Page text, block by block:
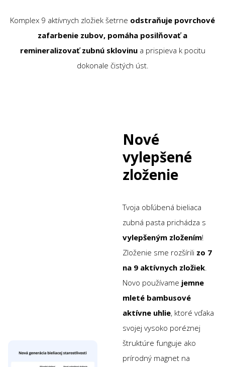
Komplex 9 aktívnych zložiek šetrne odstraňuje povrchové
zafarbenie zubov, pomáha posilňovať a
remineralizovať zubnú sklovinua prispieva k pocitu
dokonale čistých úst.
Nové
vylepšené
zloženie
Tvoja obľúbená bieliaca
zubná pasta prichádza s
vylepšeným zložením!
Zloženie sme rozšírili zo 7
na 9 aktívnych zložiek.
Novo používame jemne
mleté bambusové
aktívne uhlie, ktoré vďaka
svojej vysoko poréznej
štruktúre funguje ako
prírodný magnet na